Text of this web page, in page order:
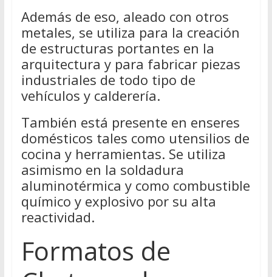
Además de eso, aleado con otros
metales, se utiliza para la creación
de estructuras portantes en la
arquitectura y para fabricar piezas
industriales de todo tipo de
vehículos y calderería.
También está presente en enseres
domésticos tales como utensilios de
cocina y herramientas. Se utiliza
asimismo en la soldadura
aluminotérmica y como combustible
químico y explosivo por su alta
reactividad.
Formatos de